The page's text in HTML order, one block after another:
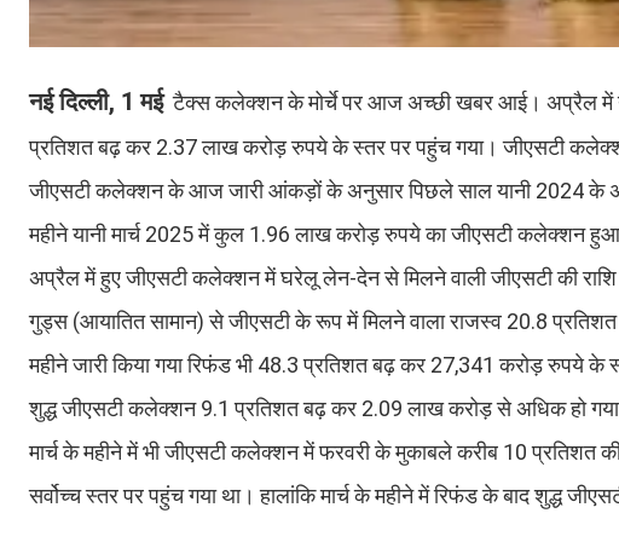
नई दिल्ली, 1 मईटैक्स कलेक्शन के मोर्चे पर आज अच्छी खबर आई। अप्रैल में
प्रतिशत बढ़ कर 2.37 लाख करोड़ रुपये के स्तर पर पहुंच गया। जीएसटी
जीएसटी कलेक्शन के आज जारी आंकड़ों के अनुसार पिछले साल यानी 2024
महीने यानी मार्च 2025 में कुल 1.96 लाख करोड़ रुपये का जीएसटी कलेक्शन
अप्रैल में हुए जीएसटी कलेक्शन में घरेलू लेन-देन से मिलने वाली जीएसटी की
गुड्स (आयातित सामान) से जीएसटी के रूप में मिलने वाला राजस्व 20.8
महीने जारी किया गया रिफंड भी 48.3 प्रतिशत बढ़ कर 27,341 करोड़
शुद्ध जीएसटी कलेक्शन 9.1 प्रतिशत बढ़ कर 2.09 लाख करोड़ से अधिक हो
मार्च के महीने में भी जीएसटी कलेक्शन में फरवरी के मुकाबले करीब 10 प्रतिशत
सर्वोच्च स्तर पर पहुंच गया था। हालांकि मार्च के महीने में रिफंड के बाद शुद्ध